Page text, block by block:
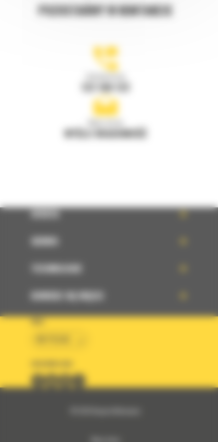
POZOSTAŃMY W KONTAKCIE
Zadzwoń do nas
122 100 122
Napisz do nas
WYŚLIJ WIADOMOŚĆ
OFERTA
SERWIS
TECHNOLOGIE
DOWIEDZ SIĘ WIĘCEJ
KRAJ